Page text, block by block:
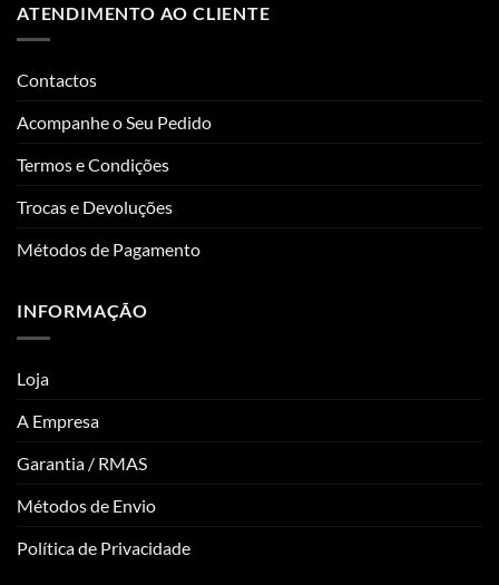
ATENDIMENTO AO CLIENTE
Contactos
Acompanhe o Seu Pedido
Termos e Condições
Trocas e Devoluções
Métodos de Pagamento
INFORMAÇÃO
Loja
A Empresa
Garantia / RMAS
Métodos de Envio
Política de Privacidade